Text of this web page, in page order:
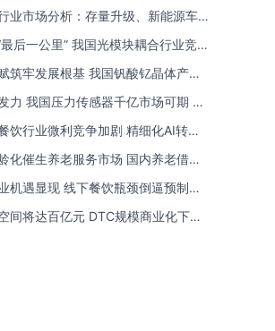
业市场分析：存量升级、新能源车增
托底后一公里” 我国光模块耦合行业竞争
格局
筑牢发展根基 我国钒酸钇晶体产能
有望迎来高速发展
力 我国压力传感器千亿市场可期 市
产品倾斜
饮行业微利竞争加剧 精细化AI转型
解成本剪刀差
化催生养老服务市场 国内养老借职
向品质规范化发展
机遇显现 线下餐饮瓶颈倒逼预制
型 企业开启整合新局
间将达百亿元 DTC规模商业化下